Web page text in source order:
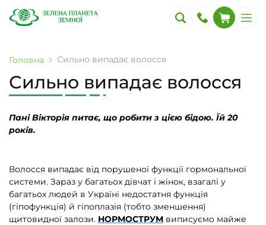
Головна Сильно випадає волосся
Сильно випадає волосся
Пані Вікторія питає, що робити з цією бідою. Їй 20
років.
Волосся випадає від порушеної функції гормональної
системи. Зараз у багатьох дівчат і жінок, взагалі у
багатьох людей в Україні недостатня функція
(гіпофункція) й гіпоплазія (тобто зменшення)
щитовидної залози. НОРМОСТРУМ виписуємо майже